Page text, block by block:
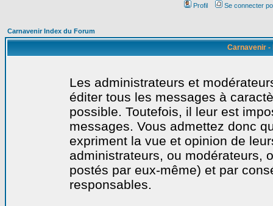
Profil
Se connecter
Carnavenir Index du Forum
Carnavenir -
Les administrateurs et
éditer tous les messages à
possible. Toutefois, il leur est
messages. Vous admettez donc
expriment la vue et opinion de
administrateurs, ou modérateurs,
postés par eux-même) et par
responsables.